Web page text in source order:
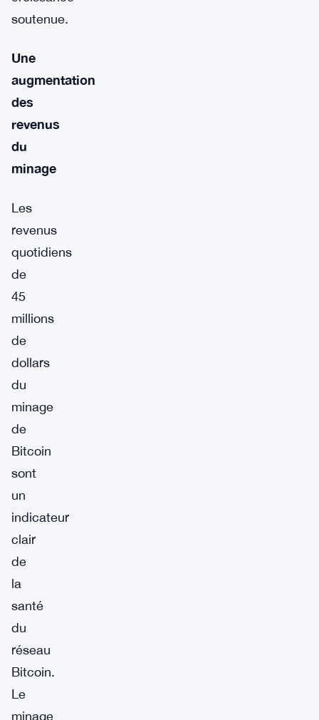
soutenue.
Une
augmentation
des
revenus
du
minage
Les
revenus
quotidiens
de
45
millions
de
dollars
du
minage
de
Bitcoin
sont
un
indicateur
clair
de
la
santé
du
réseau
Bitcoin.
Le
minage